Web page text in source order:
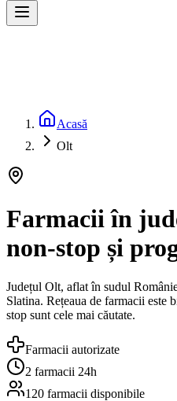
Acasă
Olt
Farmacii în
non-stop și
Județul Olt, aflat în sudul
Slatina. Rețeaua de farmacii este
stop sunt cele mai căutate.
Farmacii autorizate
2 farmacii 24h
120 farmacii disponibile